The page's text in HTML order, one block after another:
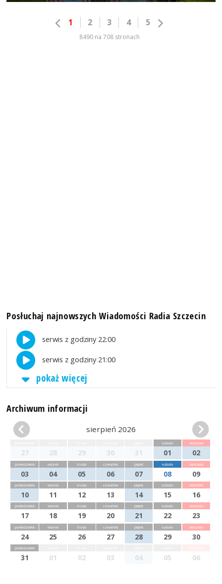
1 2 3 4 5
8490 na 708 stronach
Posłuchaj najnowszych Wiadomości Radia Szczecin
serwis z godziny 22:00
serwis z godziny 21:00
pokaż więcej
Archiwum informacji
sierpień 2026
27 28 29 30 31
sobota
01
niedziela
02
poniedziałek
03
wtorek
04
środa
05
czwartek
06
piątek
07
sobota
08
niedziela
09
poniedziałek
10
wtorek
11
środa
12
czwartek
13
piątek
14
sobota
15
niedziela
16
poniedziałek
17
wtorek
18
środa
19
czwartek
20
piątek
21
sobota
22
niedziela
23
poniedziałek
24
wtorek
25
środa
26
czwartek
27
piątek
28
sobota
29
niedziela
30
poniedziałek
31 01 02 03 04 05 06